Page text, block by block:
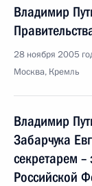
Владимир
28 ноября 2005
Москва, Кремль
Владимир
Забарчука
секретарем
Российской